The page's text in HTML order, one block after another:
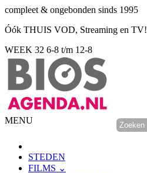
compleet & ongebonden sinds 1995
Óók THUIS VOD, Streaming en TV!
WEEK 32 6-8 t/m 12-8
MENU
STEDEN
FILMS ⌄